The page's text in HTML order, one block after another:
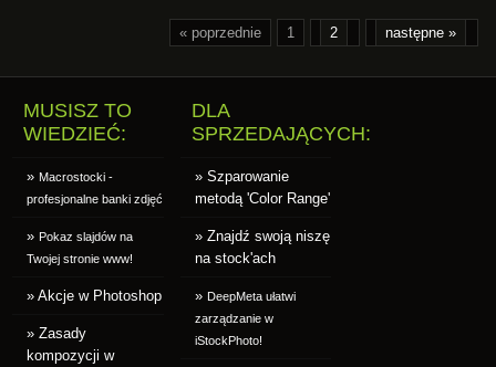
« poprzednie 1 2 następne »
MUSISZ TO
WIEDZIEĆ:
» Macrostocki -
profesjonalne banki zdjęć
» Pokaz slajdów na
Twojej stronie www!
» Akcje w Photoshop
» Zasady
kompozycji w
DLA
SPRZEDAJĄCYCH:
» Szparowanie
metodą 'Color Range'
» Znajdź swoją niszę
na stock'ach
» DeepMeta ułatwi
zarządzanie w
iStockPhoto!